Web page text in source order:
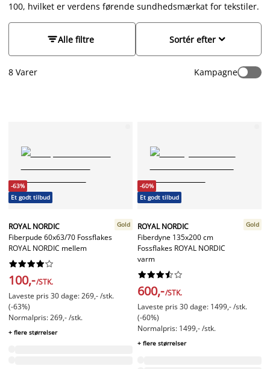
100, hvilket er verdens førende sundhedsmærkat for tekstiler.
Alle filtre 
Sortér efter
8 Varer Kampagne
-63%
Et godt tilbud
ROYAL NORDIC
Fiberpude 60x63/70 Fossflakes
ROYAL NORDIC mellem
Gold






100,-/STK.
Laveste pris 30 dage: 269,- /stk.
(-63%)
Normalpris: 269,- /stk.
+ flere størrelser
-60%
Et godt tilbud
ROYAL NORDIC
Fiberdyne 135x200 cm
Fossflakes ROYAL NORDIC
varm
Gold






600,-/STK.
Laveste pris 30 dage: 1499,- /stk.
(-60%)
Normalpris: 1499,- /stk.
+ flere størrelser